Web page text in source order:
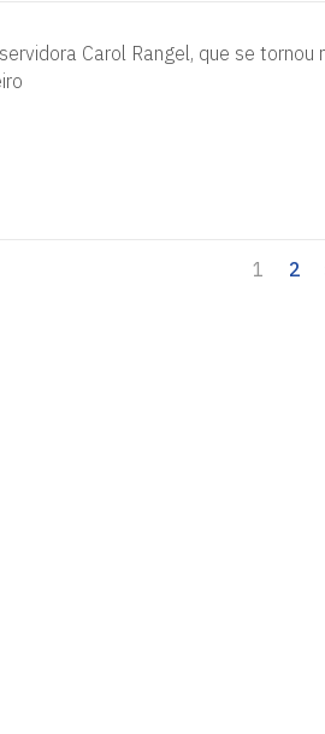
Carol Rangel, que se
1 2